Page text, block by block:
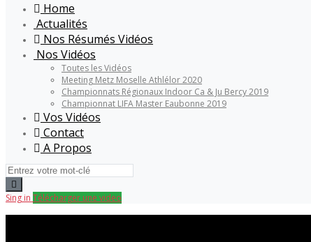
Home
Actualités
Nos Résumés Vidéos
Nos Vidéos
Toutes les Vidéos
Meeting Metz Moselle Athlélor 2020
Championnats Régionaux Indoor Ca & Ju Bercy 2019
Championnat LIFA Master Eaubonne 2019
Vos Vidéos
Contact
A Propos
Sing in Télécharger une video